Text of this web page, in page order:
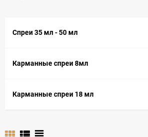
Спреи 35 мл - 50 мл
Карманные спреи 8мл
Карманные спреи 18 мл